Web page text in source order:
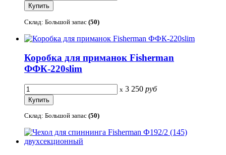
Склад: Большой запас (50)
Коробка для приманок Fisherman
ФФК-220slim
x 3 250 руб
Склад: Большой запас (50)